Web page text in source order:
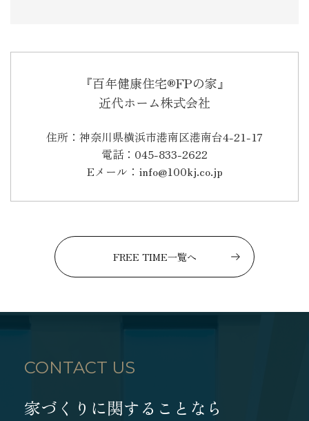
『百年健康住宅®FPの家』
近代ホーム株式会社
住所：神奈川県横浜市港南区港南台4-21-17
電話：045-833-2622
Eメール：info@100kj.co.jp
FREE TIME一覧へ
CONTACT US
家づくりに関することなら